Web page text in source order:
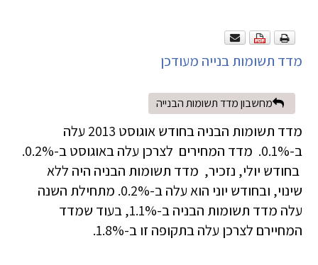
מדד תשומות בנייה מעודכן
מחשבון מדד תשומות הבנייה
מדד תשומות הבניה בחודש אוגוסט 2013 עלה
ב-0.1%. מדד המחירים לצרכן עלה באוגוסט ב-0.2%.
בחודש יולי, נזכיר, מדד תשומות הבניה היה ללא
שינוי, ובחודש יוני הוא עלה ב-0.2%. מתחילת השנה
עלה מדד תשומות הבניה ב-1.1%, בעוד שמדד
המחיירם לצרכן עלה בתקופה זו ב-1.8%.